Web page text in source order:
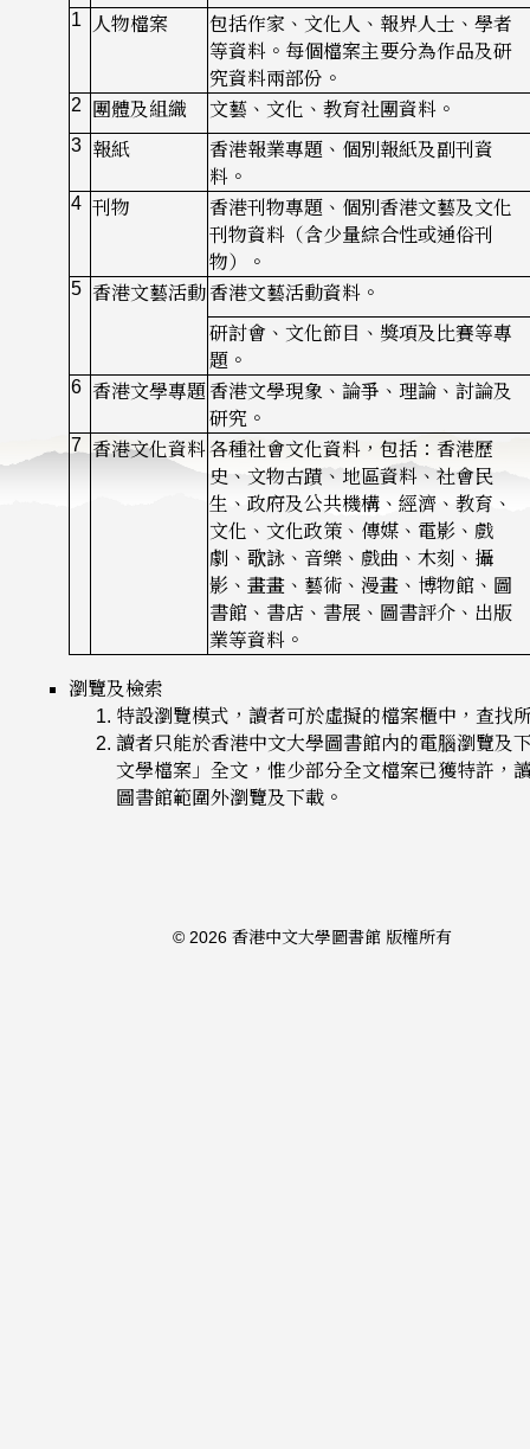
1
人物檔案
包括作家、文化人、報界人士、學者
等資料。每個檔案主要分為作品及研
究資料兩部份。
2
團體及組織
文藝、文化、教育社團資料。
3 報紙
香港報業專題、個別報紙及副刊資
料。
4 刊物
香港刊物專題、個別香港文藝及文化
刊物資料（含少量綜合性或通俗刊
物）。
5 香港文藝活動 香港文藝活動資料。
研討會、文化節目、獎項及比賽等專
題。
6 香港文學專題 香港文學現象、論爭、理論、討論及
研究。
7 香港文化資料各種社會文化資料，包括：香港歷
史、文物古蹟、地區資料、社會民
生、政府及公共機構、經濟、教育、
文化、文化政策、傳媒、電影、戲
劇、歌詠、音樂、戲曲、木刻、攝
影、畫畫、藝術、漫畫、博物館、圖
書館、書店、書展、圖書評介、出版
業等資料。
瀏覽及檢索
特設瀏覽模式，讀者可於虛擬的檔案櫃中，查找
讀者只能於香港中文大學圖書館內的電腦瀏覽及
文學檔案」全文，惟少部分全文檔案已獲特許，
圖書館範圍外瀏覽及下載。
© 2026 香港中文大學圖書館 版權所有